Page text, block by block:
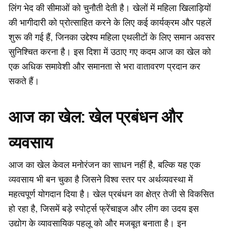
लिंग भेद की सीमाओं को चुनौती देती है। खेलों में महिला खिलाड़ियों
की भागीदारी को प्रोत्साहित करने के लिए कई कार्यक्रम और पहलें
शुरू की गई हैं, जिनका उद्देश्य महिला एथलीटों के लिए समान अवसर
सुनिश्चित करना है। इस दिशा में उठाए गए कदम आज का खेल को
एक अधिक समावेशी और समानता से भरा वातावरण प्रदान कर
सकते हैं।
आज का खेल: खेल प्रबंधन और
व्यवसाय
आज का खेल केवल मनोरंजन का साधन नहीं है, बल्कि यह एक
व्यवसाय भी बन चुका है जिसने विश्व स्तर पर अर्थव्यवस्था में
महत्वपूर्ण योगदान दिया है। खेल प्रबंधन का क्षेत्र तेजी से विकसित
हो रहा है, जिसमें बड़े स्पोर्ट्स फ्रेंचाइज और लीग का उदय इस
उद्योग के व्यावसायिक पहलू को और मजबूत बनाता है। इन